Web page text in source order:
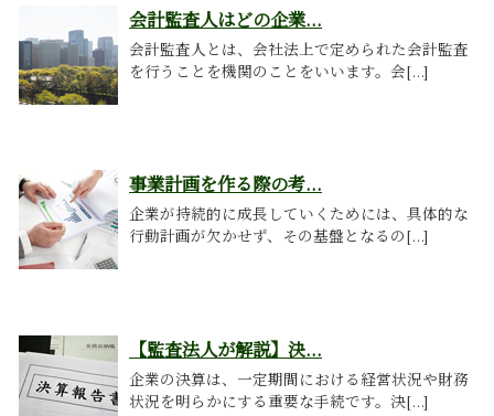
会計監査人はどの企業...
会計監査人とは、会社法上で定められた会計監査
を行うことを機関のことをいいます。会[...]
事業計画を作る際の考...
企業が持続的に成長していくためには、具体的な
行動計画が欠かせず、その基盤となるの[...]
【監査法人が解説】決...
企業の決算は、一定期間における経営状況や財務
状況を明らかにする重要な手続です。決[...]